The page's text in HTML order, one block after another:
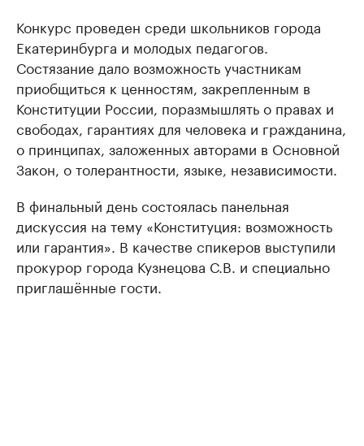
Конкурс проведен среди школьников города
Екатеринбурга и молодых педагогов.
Состязание дало возможность участникам
приобщиться к ценностям, закрепленным в
Конституции России, поразмышлять о правах и
свободах, гарантиях для человека и гражданина,
о принципах, заложенных авторами в Основной
Закон, о толерантности, языке, независимости.
В финальный день состоялась панельная
дискуссия на тему «Конституция: возможность
или гарантия». В качестве спикеров выступили
прокурор города Кузнецова С.В. и специально
приглашённые гости.